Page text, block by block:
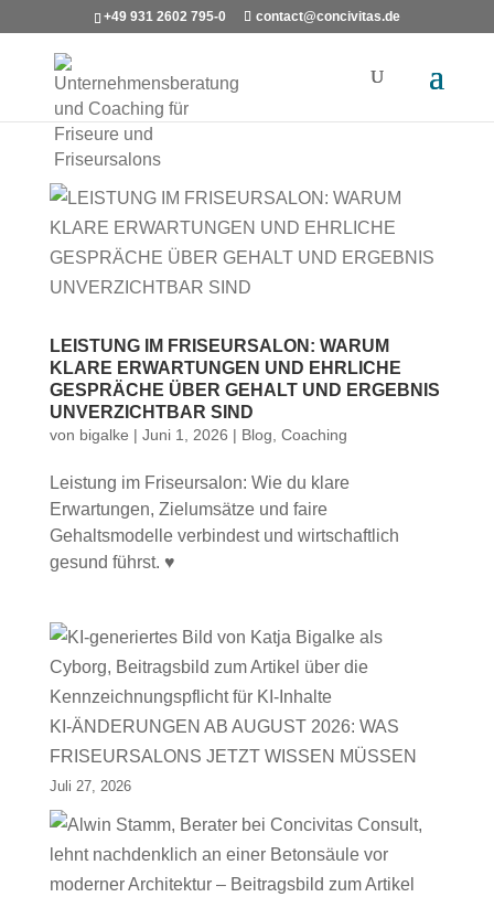
+49 931 2602 795-0 contact@concivitas.de
LEISTUNG IM FRISEURSALON: WARUM
KLARE ERWARTUNGEN UND EHRLICHE
GESPRÄCHE ÜBER GEHALT UND ERGEBNIS
UNVERZICHTBAR SIND
von bigalke | Juni 1, 2026 | Blog Coaching
Leistung im Friseursalon: Wie du klare
Erwartungen, Zielumsätze und faire
Gehaltsmodelle verbindest und wirtschaftlich
gesund führst. ♥
KI-ÄNDERUNGEN AB AUGUST 2026: WAS
FRISEURSALONS JETZT WISSEN MÜSSEN
Juli 27, 2026